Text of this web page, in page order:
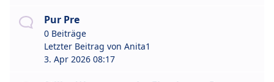
Pur Pre
0 Beiträge
Letzter Beitrag von Anita1
3. Apr 2026 08:17